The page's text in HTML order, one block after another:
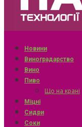
Новини
Виноградарство
Вино
Пиво
Що на крані
Міцні
Сидри
Соки